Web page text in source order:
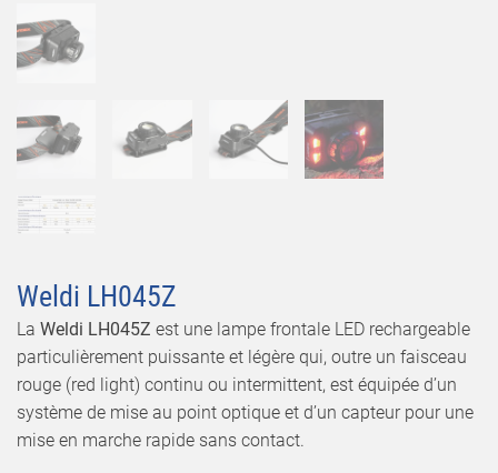
Weldi LH045Z
La Weldi LH045Z est une lampe frontale LED rechargeable
particulièrement puissante et légère qui, outre un faisceau
rouge (red light) continu ou intermittent, est équipée d’un
système de mise au point optique et d’un capteur pour une
mise en marche rapide sans contact.